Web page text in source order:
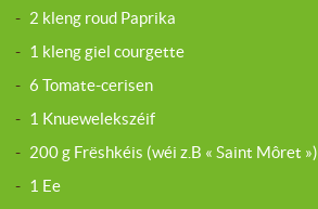
- 2 kleng roud Paprika
- 1 kleng giel courgette
- 6 Tomate-cerisen
- 1 Knuewelekszéif
- 200 g Frëshkéis (wéi z.B « Saint Môret »)
- 1 Ee